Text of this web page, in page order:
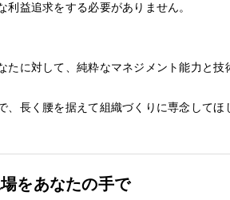
益追求をする必要がありません。
に対して、純粋なマネジメント能力と
長く腰を据えて組織づくりに専念してほ
をあなたの手で